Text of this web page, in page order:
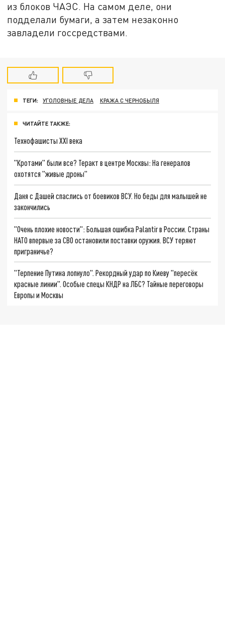
из блоков ЧАЭС. На самом деле, они
подделали бумаги, а затем незаконно
завладели госсредствами.
ТЕГИ: УГОЛОВНЫЕ ДЕЛА КРАЖА С ЧЕРНОБЫЛЯ
ЧИТАЙТЕ ТАКЖЕ:
Технофашисты XXI века
"Кротами" были все? Теракт в центре Москвы: На генералов
охотятся "живые дроны"
Даня с Дашей спаслись от боевиков ВСУ. Но беды для малышей не
закончились
"Очень плохие новости": Большая ошибка Palantir в России. Страны
НАТО впервые за СВО остановили поставки оружия. ВСУ теряют
приграничье?
"Терпение Путина лопнуло". Рекордный удар по Киеву "пересёк
красные линии". Особые спецы КНДР на ЛБС? Тайные переговоры
Европы и Москвы